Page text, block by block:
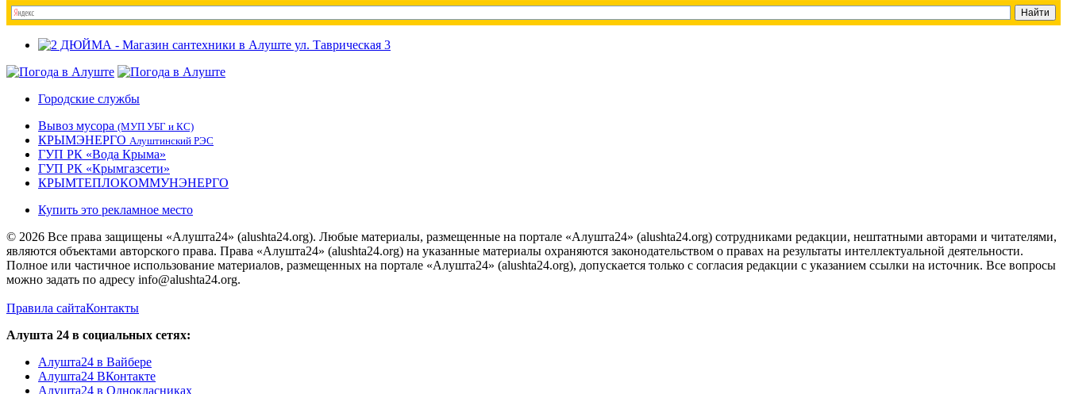
Городские службы
Вывоз мусора (МУП УБГ и КС)
КРЫМЭНЕРГО Алуштинский РЭС
ГУП РК «Вода Крыма»
ГУП РК «Крымгазсети»
КРЫМТЕПЛОКОММУНЭНЕРГО
Купить это рекламное место
© 2026 Все права защищены «Алушта24» (alushta24.org). Любые материалы, размещенные на портале «Алушта24» (alushta24.org) сотрудниками редакции, нештатными авторами и читателями,
являются объектами авторского права. Права «Алушта24» (alushta24.org) на указанные материалы охраняются законодательством о правах на результаты интеллектуальной деятельности.
Полное или частичное использование материалов, размещенных на портале «Алушта24» (alushta24.org), допускается только с согласия редакции с указанием ссылки на источник. Все вопросы
можно задать по адресу info@alushta24.org.
Правила сайтаКонтакты
Алушта 24 в социальных сетях:
Алушта24 в Вайбере
Алушта24 ВКонтакте
Алушта24 в Однокласниках